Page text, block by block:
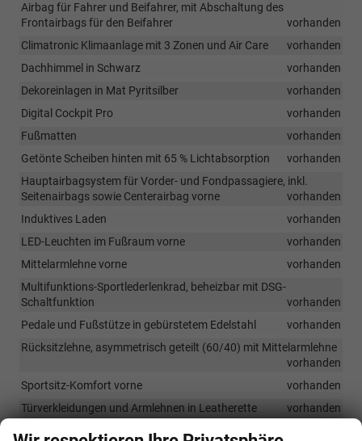
Airbag für Fahrer und Beifahrer, mit Abschaltung des
Frontairbags für den Beifahrer
vorhanden
Climatronic Klimaanlage mit 3 Zonen und Air Care
vorhanden
Dachhimmel in Schwarz
vorhanden
Dekoreinlagen in Mat Pyritsilber
vorhanden
Digital Cockpit Pro
vorhanden
Fußmatten
vorhanden
Getönte Scheiben hinten mit 65 % Lichtabsorption
vorhanden
Hauptairbagsystem für Vorder- und Fondpassagiere, inkl.
Seitenairbags sowie Centerairbag vorne
vorhanden
Induktives Laden
vorhanden
LED-Leuchten im Fußraum vorne
vorhanden
Mittelarmlehne vorne
vorhanden
Multifunktions-Sportlederlenkrad, beheizbar mit DSG-
Schaltfunktion
vorhanden
Pedale und Fußstütze in gebürstetem Edelstahl
vorhanden
Rücksitzlehne, asymmetrisch geteilt (60/40) mit Mittelarmlehne
vorhanden
Sportsitz-Komfort vorne
vorhanden
Türverkleidungen und Armlehnen in Leatherette
vorhanden
Variable Kofferraumboden